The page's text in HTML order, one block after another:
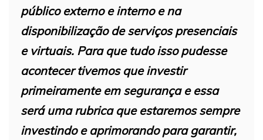
público externo e interno e na
disponibilização de serviços presenciais
e virtuais. Para que tudo isso pudesse
acontecer tivemos que investir
primeiramente em segurança e essa
será uma rubrica que estaremos sempre
investindo e aprimorando para garantir,